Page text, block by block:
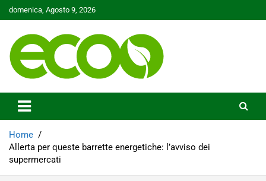
Skip
to
domenica, Agosto 9, 2026
Ecoo.it
Home
Allerta per queste barrette energetiche: l’avviso dei
supermercati